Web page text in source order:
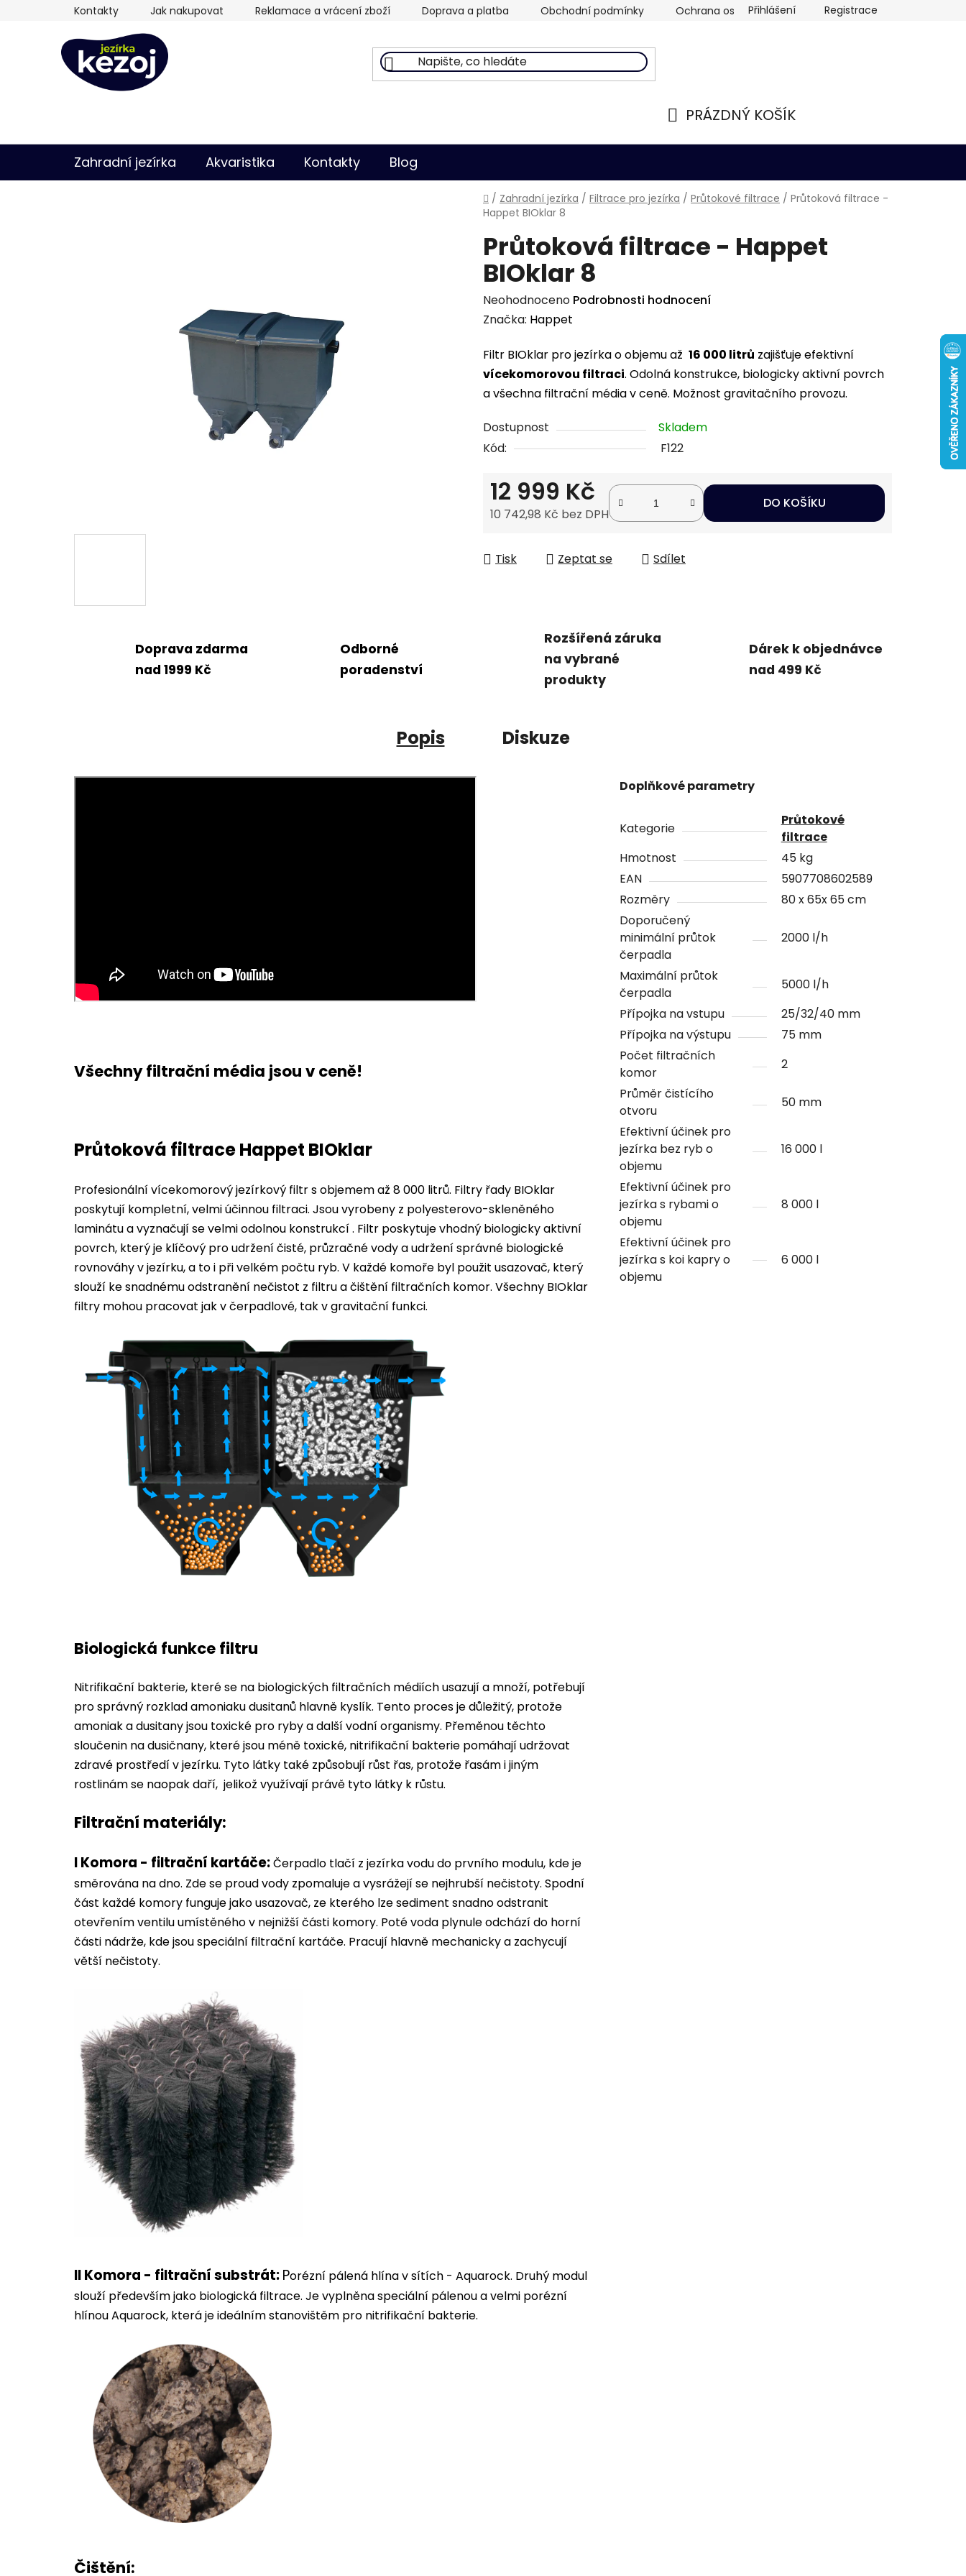
Kontakty Jak nakupovat Reklamace a vrácení zboží Doprava a platba Obchodní podmínky Ochrana osobních údajů
Přihlášení Registrace
PRÁZDNÝ KOŠÍK
Zahradní jezírka Akvaristika Kontakty Blog
Domů
/ Zahradní jezírka / Filtrace pro jezírka / Průtokové filtrace / Průtoková filtrace -
Happet BIOklar 8
Průtoková filtrace - Happet
BIOklar 8
Průměrné
hodnocení
je
0,0
z
hvězdiček.
Neohodnoceno Podrobnosti hodnocení
Značka: Happet
Filtr BIOklar pro jezírka o objemu až 16 000 litrů zajišťuje efektivní
vícekomorovou filtraci. Odolná konstrukce, biologicky aktivní povrch
a všechna filtrační média v ceně. Možnost gravitačního provozu.
Dostupnost
Skladem
Kód:
F122
12 999 Kč
10 742,98 Kč bez DPH
DO KOŠÍKU
Tisk Zeptat se Sdílet
Doprava zdarma
nad 1999 Kč
Odborné
poradenství
Rozšířená záruka
na vybrané
produkty
Dárek k objednávce
nad 499 Kč
Popis Diskuze
Všechny filtrační média jsou v ceně!
Průtoková filtrace Happet BIOklar
Profesionální vícekomorový jezírkový filtr s objemem až 8 000 litrů. Filtry řady BIOklar
poskytují kompletní, velmi účinnou filtraci. Jsou vyrobeny z polyesterovo-skleněného
laminátu a vyznačují se velmi odolnou konstrukcí . Filtr poskytuje vhodný biologicky aktivní
povrch, který je klíčový pro udržení čisté, průzračné vody a udržení správné biologické
rovnováhy v jezírku, a to i při velkém počtu ryb. V každé komoře byl použit usazovač, který
slouží ke snadnému odstranění nečistot z filtru a čištění filtračních komor. Všechny BIOklar
filtry mohou pracovat jak v čerpadlové, tak v gravitační funkci.
Biologická funkce filtru
Nitrifikační bakterie, které se na biologických filtračních médiích usazují a množí, potřebují
pro správný rozklad amoniaku dusitanů hlavně kyslík. Tento proces je důležitý, protože
amoniak a dusitany jsou toxické pro ryby a další vodní organismy. Přeměnou těchto
sloučenin na dusičnany, které jsou méně toxické, nitrifikační bakterie pomáhají udržovat
zdravé prostředí v jezírku. Tyto látky také způsobují růst řas, protože řasám i jiným
rostlinám se naopak daří, jelikož využívají právě tyto látky k růstu.
Filtrační materiály:
I Komora - filtrační kartáče:Čerpadlo tlačí z jezírka vodu do prvního modulu, kde je
směrována na dno. Zde se proud vody zpomaluje a vysrážejí se nejhrubší nečistoty. Spodní
část každé komory funguje jako usazovač, ze kterého lze sediment snadno odstranit
otevřením ventilu umístěného v nejnižší části komory. Poté voda plynule odchází do horní
části nádrže, kde jsou speciální filtrační kartáče. Pracují hlavně mechanicky a zachycují
větší nečistoty.
II Komora - filtrační substrát:Porézní pálená hlína v sítích - Aquarock. Druhý modul
slouží především jako biologická filtrace. Je vyplněna speciální pálenou a velmi porézní
hlínou Aquarock, která je ideálním stanovištěm pro nitrifikační bakterie.
Čištění:
Doplňkové parametry
Kategorie
Průtokové
filtrace
Hmotnost
45 kg
EAN
5907708602589
Rozměry
80 x 65x 65 cm
Doporučený
minimální průtok
čerpadla
2000 l/h
Maximální průtok
čerpadla
5000 l/h
Přípojka na vstupu
25/32/40 mm
Přípojka na výstupu
75 mm
Počet filtračních
komor
2
Průměr čistícího
otvoru
50 mm
Efektivní účinek pro
jezírka bez ryb o
objemu
16 000 l
Efektivní účinek pro
jezírka s rybami o
objemu
8 000 l
Efektivní účinek pro
jezírka s koi kapry o
objemu
6 000 l